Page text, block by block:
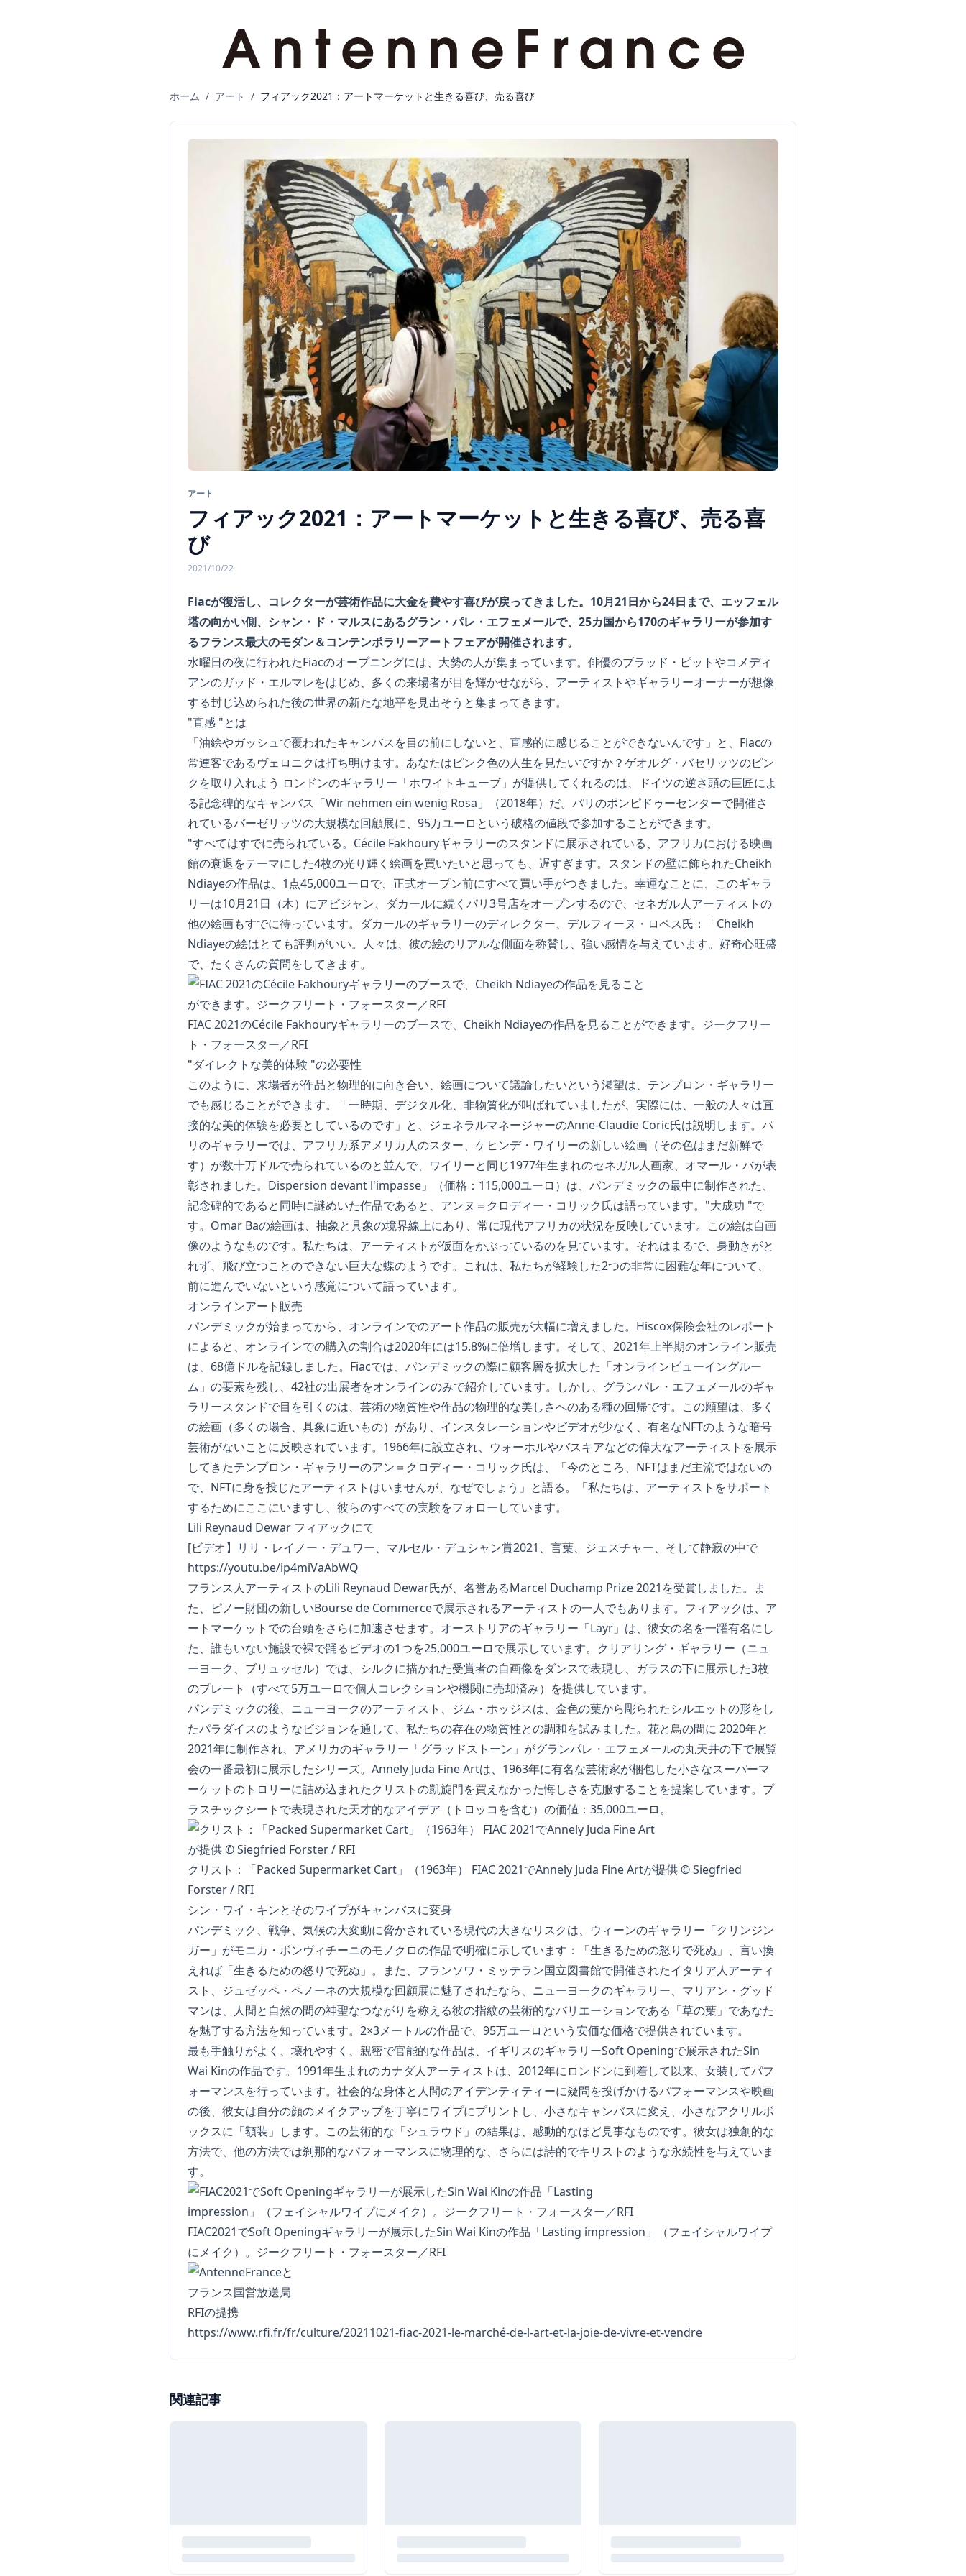
ホーム / アート / フィアック2021：アートマーケットと生きる喜び、売る喜び
アート
フィアック2021：アートマーケットと生きる喜び、売る喜
び
2021/10/22
Fiacが復活し、コレクターが芸術作品に大金を費やす喜びが戻ってきました。10月21日から24日まで、エッフェル
塔の向かい側、シャン・ド・マルスにあるグラン・パレ・エフェメールで、25カ国から170のギャラリーが参加す
るフランス最大のモダン＆コンテンポラリーアートフェアが開催されます。
水曜日の夜に行われたFiacのオープニングには、大勢の人が集まっています。俳優のブラッド・ピットやコメディ
アンのガッド・エルマレをはじめ、多くの来場者が目を輝かせながら、アーティストやギャラリーオーナーが想像
する封じ込められた後の世界の新たな地平を見出そうと集まってきます。
"直感 "とは
「油絵やガッシュで覆われたキャンバスを目の前にしないと、直感的に感じることができないんです」と、Fiacの
常連客であるヴェロニクは打ち明けます。あなたはピンク色の人生を見たいですか？ゲオルグ・バセリッツのピン
クを取り入れよう ロンドンのギャラリー「ホワイトキューブ」が提供してくれるのは、ドイツの逆さ頭の巨匠によ
る記念碑的なキャンバス「Wir nehmen ein wenig Rosa」（2018年）だ。パリのポンピドゥーセンターで開催さ
れているバーゼリッツの大規模な回顧展に、95万ユーロという破格の値段で参加することができます。
"すべてはすでに売られている。Cécile Fakhouryギャラリーのスタンドに展示されている、アフリカにおける映画
館の衰退をテーマにした4枚の光り輝く絵画を買いたいと思っても、遅すぎます。スタンドの壁に飾られたCheikh
Ndiayeの作品は、1点45,000ユーロで、正式オープン前にすべて買い手がつきました。幸運なことに、このギャラ
リーは10月21日（木）にアビジャン、ダカールに続くパリ3号店をオープンするので、セネガル人アーティストの
他の絵画もすでに待っています。ダカールのギャラリーのディレクター、デルフィーヌ・ロペス氏：「Cheikh
Ndiayeの絵はとても評判がいい。人々は、彼の絵のリアルな側面を称賛し、強い感情を与えています。好奇心旺盛
で、たくさんの質問をしてきます。
FIAC 2021のCécile Fakhouryギャラリーのブースで、Cheikh Ndiayeの作品を見ることができます。ジークフリー
ト・フォースター／RFI
"ダイレクトな美的体験 "の必要性
このように、来場者が作品と物理的に向き合い、絵画について議論したいという渇望は、テンプロン・ギャラリー
でも感じることができます。「一時期、デジタル化、非物質化が叫ばれていましたが、実際には、一般の人々は直
接的な美的体験を必要としているのです」と、ジェネラルマネージャーのAnne-Claudie Coric氏は説明します。パ
リのギャラリーでは、アフリカ系アメリカ人のスター、ケヒンデ・ワイリーの新しい絵画（その色はまだ新鮮で
す）が数十万ドルで売られているのと並んで、ワイリーと同じ1977年生まれのセネガル人画家、オマール・バが表
彰されました。Dispersion devant l'impasse」（価格：115,000ユーロ）は、パンデミックの最中に制作された、
記念碑的であると同時に謎めいた作品であると、アンヌ＝クロディー・コリック氏は語っています。"大成功 "で
す。Omar Baの絵画は、抽象と具象の境界線上にあり、常に現代アフリカの状況を反映しています。この絵は自画
像のようなものです。私たちは、アーティストが仮面をかぶっているのを見ています。それはまるで、身動きがと
れず、飛び立つことのできない巨大な蝶のようです。これは、私たちが経験した2つの非常に困難な年について、
前に進んでいないという感覚について語っています。
オンラインアート販売
パンデミックが始まってから、オンラインでのアート作品の販売が大幅に増えました。Hiscox保険会社のレポート
によると、オンラインでの購入の割合は2020年には15.8%に倍増します。そして、2021年上半期のオンライン販売
は、68億ドルを記録しました。Fiacでは、パンデミックの際に顧客層を拡大した「オンラインビューイングルー
ム」の要素を残し、42社の出展者をオンラインのみで紹介しています。しかし、グランパレ・エフェメールのギャ
ラリースタンドで目を引くのは、芸術の物質性や作品の物理的な美しさへのある種の回帰です。この願望は、多く
の絵画（多くの場合、具象に近いもの）があり、インスタレーションやビデオが少なく、有名なNFTのような暗号
芸術がないことに反映されています。1966年に設立され、ウォーホルやバスキアなどの偉大なアーティストを展示
してきたテンプロン・ギャラリーのアン＝クロディー・コリック氏は、「今のところ、NFTはまだ主流ではないの
で、NFTに身を投じたアーティストはいませんが、なぜでしょう」と語る。「私たちは、アーティストをサポート
するためにここにいますし、彼らのすべての実験をフォローしています。
Lili Reynaud Dewar フィアックにて
[ビデオ】リリ・レイノー・デュワー、マルセル・デュシャン賞2021、言葉、ジェスチャー、そして静寂の中で
https://youtu.be/ip4miVaAbWQ
フランス人アーティストのLili Reynaud Dewar氏が、名誉あるMarcel Duchamp Prize 2021を受賞しました。ま
た、ピノー財団の新しいBourse de Commerceで展示されるアーティストの一人でもあります。フィアックは、ア
ートマーケットでの台頭をさらに加速させます。オーストリアのギャラリー「Layr」は、彼女の名を一躍有名にし
た、誰もいない施設で裸で踊るビデオの1つを25,000ユーロで展示しています。クリアリング・ギャラリー（ニュ
ーヨーク、ブリュッセル）では、シルクに描かれた受賞者の自画像をダンスで表現し、ガラスの下に展示した3枚
のプレート（すべて5万ユーロで個人コレクションや機関に売却済み）を提供しています。
パンデミックの後、ニューヨークのアーティスト、ジム・ホッジスは、金色の葉から彫られたシルエットの形をし
たパラダイスのようなビジョンを通して、私たちの存在の物質性との調和を試みました。花と鳥の間に 2020年と
2021年に制作され、アメリカのギャラリー「グラッドストーン」がグランパレ・エフェメールの丸天井の下で展覧
会の一番最初に展示したシリーズ。Annely Juda Fine Artは、1963年に有名な芸術家が梱包した小さなスーパーマ
ーケットのトロリーに詰め込まれたクリストの凱旋門を買えなかった悔しさを克服することを提案しています。プ
ラスチックシートで表現された天才的なアイデア（トロッコを含む）の価値：35,000ユーロ。
クリスト：「Packed Supermarket Cart」（1963年） FIAC 2021でAnnely Juda Fine Artが提供 © Siegfried
Forster / RFI
シン・ワイ・キンとそのワイプがキャンバスに変身
パンデミック、戦争、気候の大変動に脅かされている現代の大きなリスクは、ウィーンのギャラリー「クリンジン
ガー」がモニカ・ボンヴィチーニのモノクロの作品で明確に示しています：「生きるための怒りで死ぬ」、言い換
えれば「生きるための怒りで死ぬ」。また、フランソワ・ミッテラン国立図書館で開催されたイタリア人アーティ
スト、ジュゼッペ・ペノーネの大規模な回顧展に魅了されたなら、ニューヨークのギャラリー、マリアン・グッド
マンは、人間と自然の間の神聖なつながりを称える彼の指紋の芸術的なバリエーションである「草の葉」であなた
を魅了する方法を知っています。2×3メートルの作品で、95万ユーロという安価な価格で提供されています。
最も手触りがよく、壊れやすく、親密で官能的な作品は、イギリスのギャラリーSoft Openingで展示されたSin
Wai Kinの作品です。1991年生まれのカナダ人アーティストは、2012年にロンドンに到着して以来、女装してパフ
ォーマンスを行っています。社会的な身体と人間のアイデンティティーに疑問を投げかけるパフォーマンスや映画
の後、彼女は自分の顔のメイクアップを丁寧にワイプにプリントし、小さなキャンバスに変え、小さなアクリルボ
ックスに「額装」します。この芸術的な「シュラウド」の結果は、感動的なほど見事なものです。彼女は独創的な
方法で、他の方法では刹那的なパフォーマンスに物理的な、さらには詩的でキリストのような永続性を与えていま
す。
FIAC2021でSoft Openingギャラリーが展示したSin Wai Kinの作品「Lasting impression」（フェイシャルワイプ
にメイク）。ジークフリート・フォースター／RFI
https://www.rfi.fr/fr/culture/20211021-fiac-2021-le-marché-de-l-art-et-la-joie-de-vivre-et-vendre
関連記事